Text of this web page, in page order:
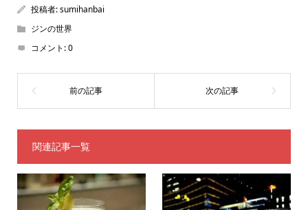
投稿者:sumihanbai
ジンの世界
コメント:0
関連記事一覧